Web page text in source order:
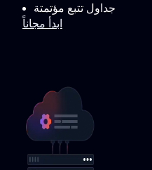
جداول تتبع مؤتمتة
ابدأ مجاناً